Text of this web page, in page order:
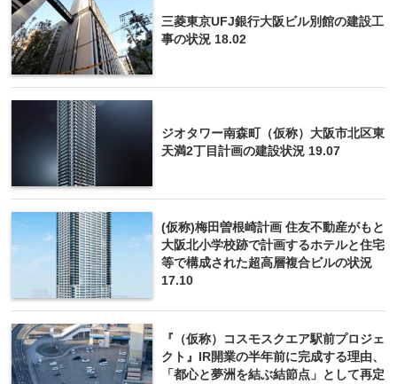
三菱東京UFJ銀行大阪ビル別館の建設工
事の状況 18.02
ジオタワー南森町（仮称）大阪市北区東
天満2丁目計画の建設状況 19.07
(仮称)梅田曽根崎計画 住友不動産がもと
大阪北小学校跡で計画するホテルと住宅
等で構成された超高層複合ビルの状況
17.10
『（仮称）コスモスクエア駅前プロジェ
クト』IR開業の半年前に完成する理由、
「都心と夢洲を結ぶ結節点」として再定